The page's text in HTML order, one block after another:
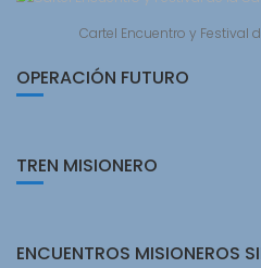
Cartel Encuentro y Festival
OPERACIÓN FUTURO
TREN MISIONERO
ENCUENTROS MISIONEROS